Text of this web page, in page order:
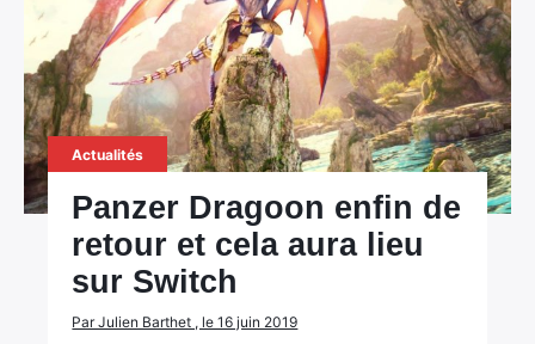
Actualités
Panzer Dragoon enfin de
retour et cela aura lieu
sur Switch
Par Julien Barthet , le 16 juin 2019